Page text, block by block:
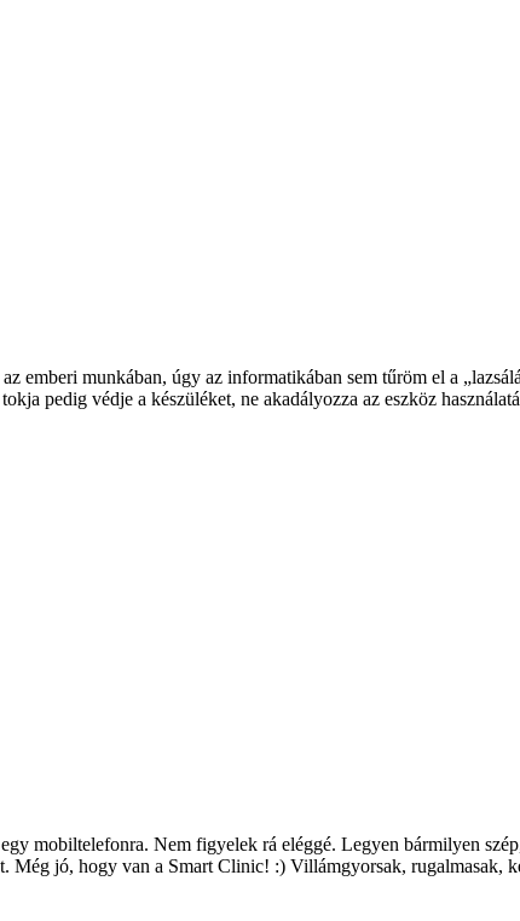
munkában, úgy az informatikában sem tűröm el a
pedig védje a készüléket, ne akadályozza az eszköz
mobiltelefonra. Nem figyelek rá eléggé. Legyen bármilyen
jó, hogy van a Smart Clinic! :) Villámgyorsak, rugalmasak,